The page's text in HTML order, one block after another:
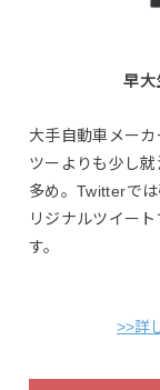
早大
大手自動車メー
ツーよりも少し
多め。Twitterで
リジナルツイー
す。
>>詳